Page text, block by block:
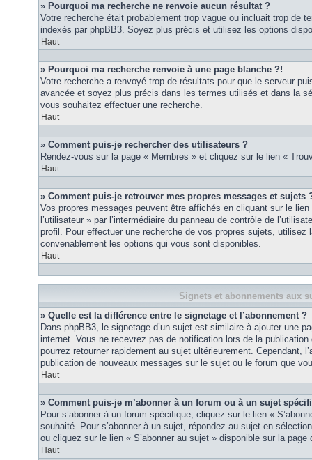
» Pourquoi ma recherche ne renvoie aucun résultat ?
Votre recherche était probablement trop vague ou incluait trop de
indexés par phpBB3. Soyez plus précis et utilisez les options
Haut
» Pourquoi ma recherche renvoie à une page blanche ?!
Votre recherche a renvoyé trop de résultats pour que le serveur
avancée et soyez plus précis dans les termes utilisés et dans la
vous souhaitez effectuer une recherche.
Haut
» Comment puis-je rechercher des utilisateurs ?
Rendez-vous sur la page « Membres » et cliquez sur le lien «
Haut
» Comment puis-je retrouver mes propres messages et sujets
Vos propres messages peuvent être affichés en cliquant sur le
l’utilisateur » par l’intermédiaire du panneau de contrôle de
profil. Pour effectuer une recherche de vos propres sujets, utilisez
convenablement les options qui vous sont disponibles.
Haut
Signets et abonnements aux
» Quelle est la différence entre le signetage et l’abonnement ?
Dans phpBB3, le signetage d’un sujet est similaire à ajouter une
internet. Vous ne recevrez pas de notification lors de la publication
pourrez retourner rapidement au sujet ultérieurement. Cependant,
publication de nouveaux messages sur le sujet ou le forum que
Haut
» Comment puis-je m’abonner à un forum ou à un sujet
Pour s’abonner à un forum spécifique, cliquez sur le lien «
souhaité. Pour s’abonner à un sujet, répondez au sujet en
ou cliquez sur le lien « S’abonner au sujet » disponible sur la page
Haut